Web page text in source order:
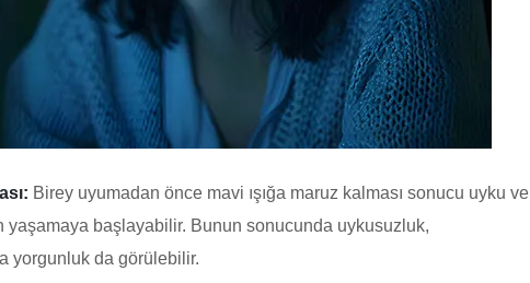
Birey uyumadan önce mavi ışığa maruz kalması sonucu uyku ve
yaşamaya başlayabilir. Bunun sonucunda uykusuzluk,
yorgunluk da görülebilir.